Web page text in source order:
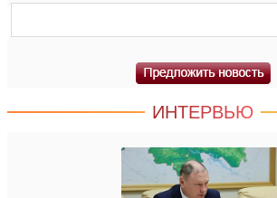
ИНТЕРВЬЮ